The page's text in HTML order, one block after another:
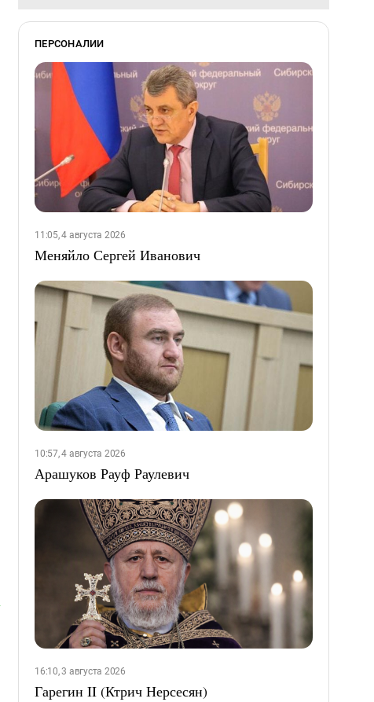
ПЕРСОНАЛИИ
11:05, 4 августа 2026
Меняйло Сергей Иванович
10:57, 4 августа 2026
Арашуков Рауф Раулевич
16:10, 3 августа 2026
Гарегин II (Ктрич Нерсесян)